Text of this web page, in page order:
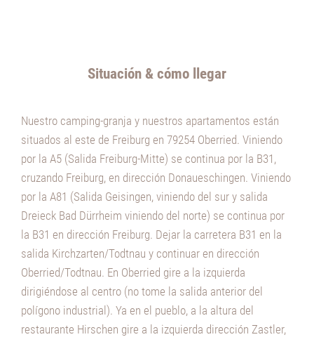
Situación & cómo llegar
Nuestro camping-granja y nuestros apartamentos están
situados al este de Freiburg en 79254 Oberried. Viniendo
por la A5 (Salida Freiburg-Mitte) se continua por la B31,
cruzando Freiburg, en dirección Donaueschingen. Viniendo
por la A81 (Salida Geisingen, viniendo del sur y salida
Dreieck Bad Dürrheim viniendo del norte) se continua por
la B31 en dirección Freiburg. Dejar la carretera B31 en la
salida Kirchzarten/Todtnau y continuar en dirección
Oberried/Todtnau. En Oberried gire a la izquierda
dirigiéndose al centro (no tome la salida anterior del
polígono industrial). Ya en el pueblo, a la altura del
restaurante Hirschen gire a la izquierda dirección Zastler,